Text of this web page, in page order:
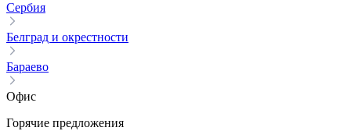
Сербия
Белград и окрестности
Бараево
Офис
Горячие предложения